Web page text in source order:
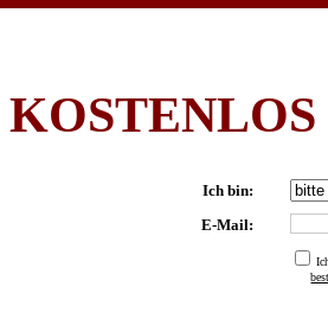
KOSTENLOS
Ich bin:
E-Mail: